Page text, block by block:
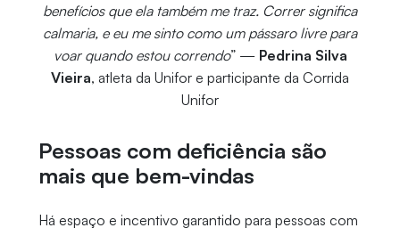
benefícios que ela também me traz. Correr significa
calmaria, e eu me sinto como um pássaro livre para
voar quando estou correndo” — Pedrina Silva
Vieira, atleta da Unifor e participante da Corrida
Unifor
Pessoas com deficiência são
mais que bem-vindas
Há espaço e incentivo garantido para pessoas com